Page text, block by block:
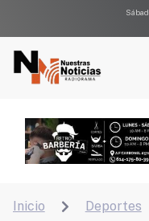
Inicio  Deportes